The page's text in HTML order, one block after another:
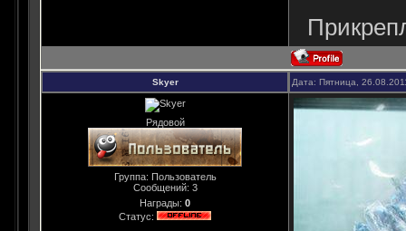
Skyer Дата: Пятница,
Рядовой
Группа: Пользователь
Сообщений: 3
Награды: 0
Статус: